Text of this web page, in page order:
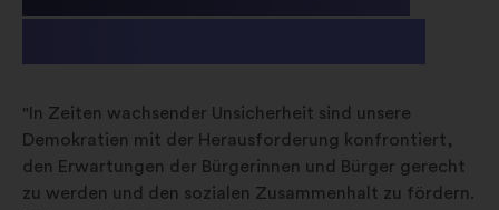
"In Zeiten wachsender Unsicherheit sind unsere
Demokratien mit der Herausforderung konfrontiert,
den Erwartungen der Bürgerinnen und Bürger gerecht
zu werden und den sozialen Zusammenhalt zu fördern.